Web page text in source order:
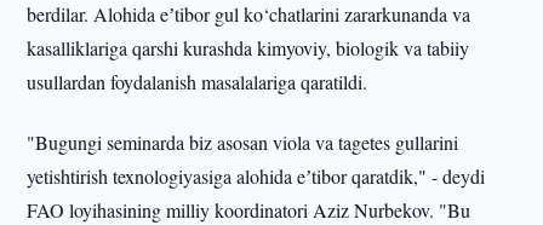
berdilar. Alohida eʼtibor gul ko‘chatlarini zararkunanda va
kasalliklariga qarshi kurashda kimyoviy, biologik va tabiiy
usullardan foydalanish masalalariga qaratildi.
"Bugungi seminarda biz asosan viola va tagetes gullarini
yetishtirish texnologiyasiga alohida eʼtibor qaratdik," - deydi
FAO loyihasining milliy koordinatori Aziz Nurbekov. "Bu